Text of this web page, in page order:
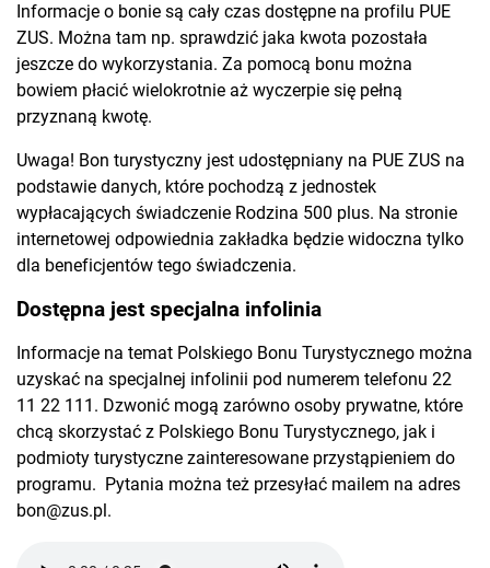
Informacje o bonie są cały czas dostępne na profilu PUE
ZUS. Można tam np. sprawdzić jaka kwota pozostała
jeszcze do wykorzystania. Za pomocą bonu można
bowiem płacić wielokrotnie aż wyczerpie się pełną
przyznaną kwotę.
Uwaga! Bon turystyczny jest udostępniany na PUE ZUS na
podstawie danych, które pochodzą z jednostek
wypłacających świadczenie Rodzina 500 plus. Na stronie
internetowej odpowiednia zakładka będzie widoczna tylko
dla beneficjentów tego świadczenia.
Dostępna jest specjalna infolinia
Informacje na temat Polskiego Bonu Turystycznego można
uzyskać na specjalnej infolinii pod numerem telefonu 22
11 22 111. Dzwonić mogą zarówno osoby prywatne, które
chcą skorzystać z Polskiego Bonu Turystycznego, jak i
podmioty turystyczne zainteresowane przystąpieniem do
programu. Pytania można też przesyłać mailem na adres
bon@zus.pl.